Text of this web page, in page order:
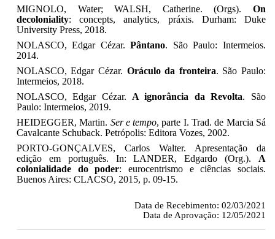
MIGNOLO, Water; WALSH, Catherine. (Orgs). On
decoloniality: concepts, analytics, práxis. Durham: Duke
University Press, 2018.
NOLASCO, Edgar Cézar.Pântano. São Paulo: Intermeios.
2014.
NOLASCO, Edgar Cézar. Oráculo da fronteira. São Paulo:
Intermeios, 2018.
NOLASCO, Edgar Cézar. A ignorância da Revolta. São
Paulo: Intermeios, 2019.
HEIDEGGER, Martin. Ser e tempo, parte I. Trad. de Marcia Sá
Cavalcante Schuback. Petrópolis: Editora Vozes, 2002.
PORTO-GONÇALVES, Carlos Walter. Apresentação da
edição em português. In: LANDER, Edgardo (Org.). A
colonialidade do poder: eurocentrismo e ciências sociais.
Buenos Aires: CLACSO, 2015, p. 09-15.
Data de Recebimento: 02/03/2021
Data de Aprovação: 12/05/2021